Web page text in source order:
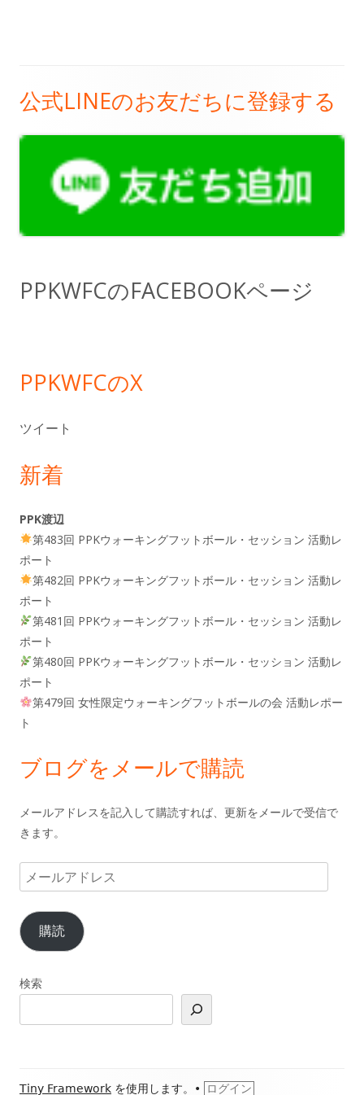
メ
イ
イ
ド
公式LINEのお友だちに登録する
PPKWFCのFACEBOOKページ
PPKWFCのX
ツイート
新着
PPK渡辺
第483回 PPKウォーキングフットボール・セッション 活動レ
ポート
第482回 PPKウォーキングフットボール・セッション 活動レ
ポート
第481回 PPKウォーキングフットボール・セッション 活動レ
ポート
第480回 PPKウォーキングフットボール・セッション 活動レ
ポート
第479回 女性限定ウォーキングフットボールの会 活動レポー
ト
ブログをメールで購読
メールアドレスを記入して購読すれば、更新をメールで受信で
きます。
ー
ル
ア
ド
ス
購読
検索
フ
Tiny Framework を使用します。 • ログイン